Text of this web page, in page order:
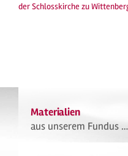
der Schlosskirche zu
Materialien
aus unserem Fundus …